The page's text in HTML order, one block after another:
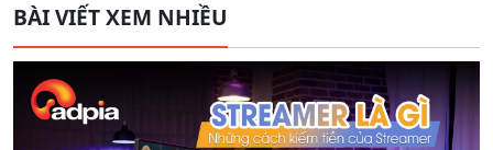
BÀI VIẾT XEM NHIỀU